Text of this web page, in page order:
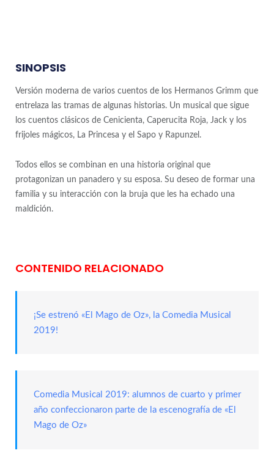
SINOPSIS
Versión moderna de varios cuentos de los Hermanos Grimm que
entrelaza las tramas de algunas historias. Un musical que sigue
los cuentos clásicos de Cenicienta, Caperucita Roja, Jack y los
frijoles mágicos, La Princesa y el Sapo y Rapunzel.
Todos ellos se combinan en una historia original que
protagonizan un panadero y su esposa. Su deseo de formar una
familia y su interacción con la bruja que les ha echado una
maldición.
CONTENIDO RELACIONADO
¡Se estrenó «El Mago de Oz», la Comedia Musical
2019!
Comedia Musical 2019: alumnos de cuarto y primer
año confeccionaron parte de la escenografía de «El
Mago de Oz»